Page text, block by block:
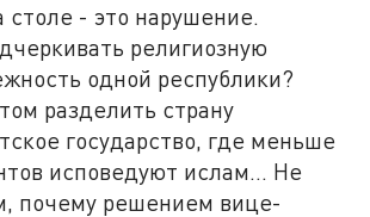
столе - это нарушение.
религиозную
одной республики?
разделить страну
государство, где меньше
исповедуют ислам... Не
почему решением вице-